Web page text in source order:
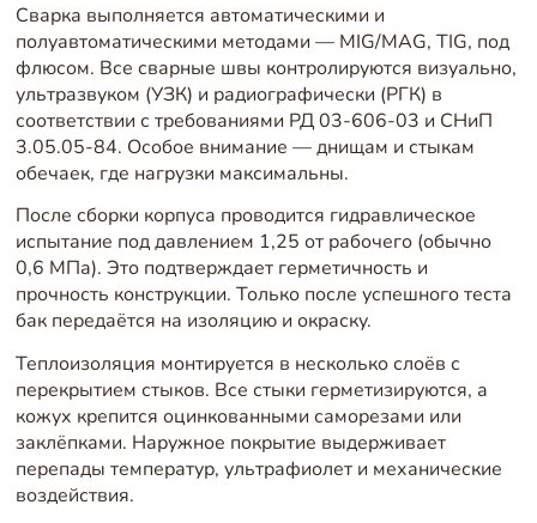
Сварка выполняется автоматическими и
полуавтоматическими методами — MIG/MAG, TIG, под
флюсом. Все сварные швы контролируются визуально,
ультразвуком (УЗК) и радиографически (РГК) в
соответствии с требованиями РД 03-606-03 и СНиП
3.05.05-84. Особое внимание — днищам и стыкам
обечаек, где нагрузки максимальны.
После сборки корпуса проводится гидравлическое
испытание под давлением 1,25 от рабочего (обычно
0,6 МПа). Это подтверждает герметичность и
прочность конструкции. Только после успешного теста
бак передаётся на изоляцию и окраску.
Теплоизоляция монтируется в несколько слоёв с
перекрытием стыков. Все стыки герметизируются, а
кожух крепится оцинкованными саморезами или
заклёпками. Наружное покрытие выдерживает
перепады температур, ультрафиолет и механические
воздействия.